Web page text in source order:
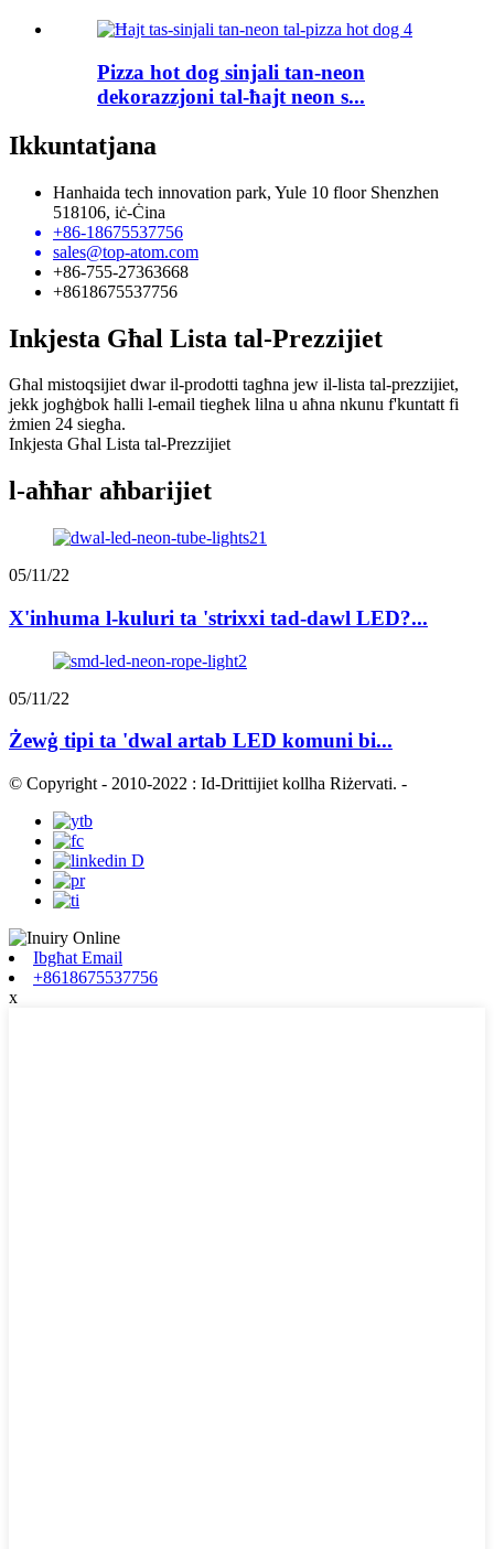
Pizza hot dog sinjali tan-neon
dekorazzjoni tal-ħajt neon s...
Ikkuntatjana
Hanhaida tech innovation park, Yule 10 floor Shenzhen
518106, iċ-Ċina
+86-18675537756
sales@top-atom.com
+86-755-27363668
+8618675537756
Inkjesta Għal Lista tal-Prezzijiet
Għal mistoqsijiet dwar il-prodotti tagħna jew il-lista tal-prezzijiet,
jekk jogħġbok ħalli l-email tiegħek lilna u aħna nkunu f'kuntatt fi
żmien 24 siegħa.
Inkjesta Għal Lista tal-Prezzijiet
l-aħħar aħbarijiet
05/11/22
X'inhuma l-kuluri ta 'strixxi tad-dawl LED?...
05/11/22
Żewġ tipi ta 'dwal artab LED komuni bi...
© Copyright - 2010-2022 : Id-Drittijiet kollha Riżervati. -
Ibgħat Email
+8618675537756
x